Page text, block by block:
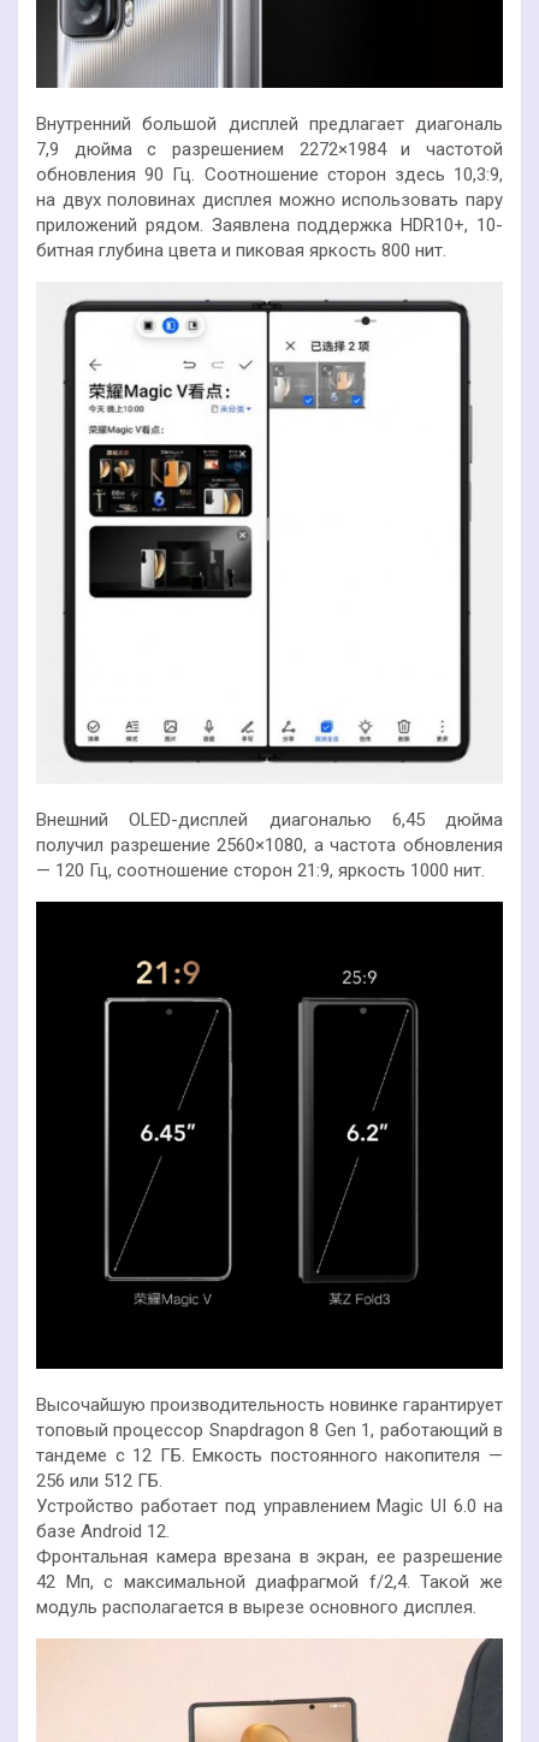
Внутренний большой дисплей предлагает диагональ
7,9 дюйма с разрешением 2272×1984 и частотой
обновления 90 Гц. Соотношение сторон здесь 10,3:9,
на двух половинах дисплея можно использовать пару
приложений рядом. Заявлена поддержка HDR10+, 10-
битная глубина цвета и пиковая яркость 800 нит.
Внешний OLED-дисплей диагональю 6,45 дюйма
получил разрешение 2560×1080, а частота обновления
— 120 Гц, соотношение сторон 21:9, яркость 1000 нит.
Высочайшую производительность новинке гарантирует
топовый процессор Snapdragon 8 Gen 1, работающий в
тандеме с 12 ГБ. Емкость постоянного накопителя —
256 или 512 ГБ.
Устройство работает под управлением Magic UI 6.0 на
базе Android 12.
Фронтальная камера врезана в экран, ее разрешение
42 Мп, с максимальной диафрагмой f/2,4. Такой же
модуль располагается в вырезе основного дисплея.